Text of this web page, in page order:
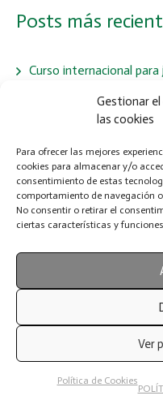
Gestionar
las cookies
Para ofrecer las mejores
cookies para almacenar y/o
consentimiento de estas
comportamiento de navegación
No consentir o retirar el
ciertas características y
Ver
Política de Cookies
Posts más
Curso internacional
LA IMPORTANCIA DE
LOS PERROS
Jornadas de Adopción y
24 de Mayo de 2026
© Canina Nacional
reservados.